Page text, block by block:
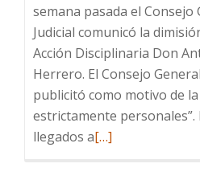
semana pasada el Consejo
Judicial comunicó la
Acción Disciplinaria Don
Herrero. El Consejo
publicitó como motivo de
estrictamente
llegados aLeer
[…]